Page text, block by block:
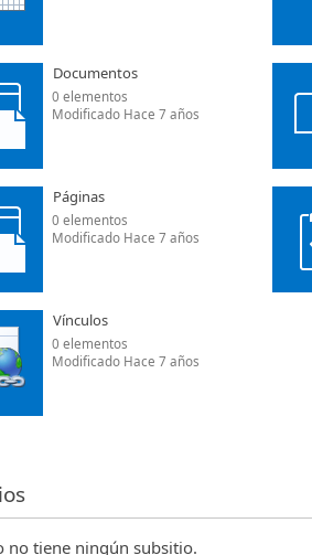
Documentos
0 elementos
Modificado Hace 7 años
Páginas
0 elementos
Modificado Hace 7 años
Vínculos
0 elementos
Modificado Hace 7 años
no tiene ningún subsitio.